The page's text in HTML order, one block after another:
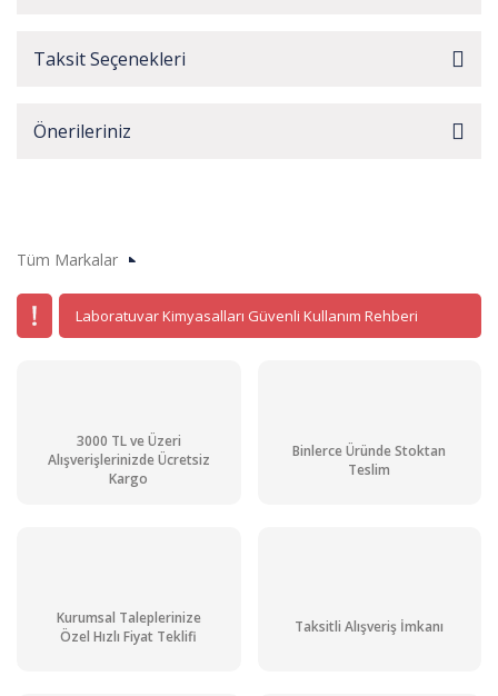
Taksit Seçenekleri
Önerileriniz
Tüm Markalar
Laboratuvar Kimyasalları Güvenli Kullanım Rehberi
3000 TL ve Üzeri
Alışverişlerinizde Ücretsiz
Kargo
Binlerce Üründe Stoktan
Teslim
Kurumsal Taleplerinize
Özel Hızlı Fiyat Teklifi
Taksitli Alışveriş İmkanı